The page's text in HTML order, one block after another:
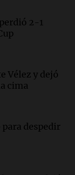
para
9.000
hasta
que
2-1
Vélez y dejó
cima
despedir